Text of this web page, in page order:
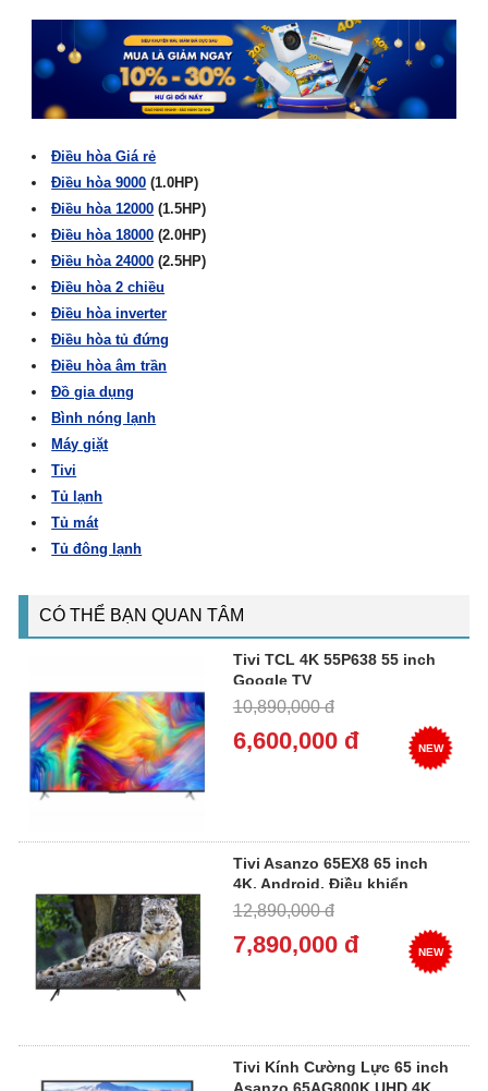
Điều hòa Giá rẻ
Điều hòa 9000 (1.0HP)
Điều hòa 12000 (1.5HP)
Điều hòa 18000 (2.0HP)
Điều hòa 24000 (2.5HP)
Điều hòa 2 chiều
Điều hòa inverter
Điều hòa tủ đứng
Điều hòa âm trần
Đồ gia dụng
Bình nóng lạnh
Máy giặt
Tivi
Tủ lạnh
Tủ mát
Tủ đông lạnh
CÓ THỂ BẠN QUAN TÂM
Tivi TCL 4K 55P638 55 inch
Google TV
10,890,000 đ
6,600,000 đ NEW
Tivi Asanzo 65EX8 65 inch
4K, Android, Điều khiển
giọng nói
12,890,000 đ
7,890,000 đ NEW
Tivi Kính Cường Lực 65 inch